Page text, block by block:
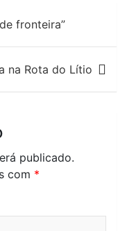
fronteira”
na Rota do Lítio
publicado.
com *